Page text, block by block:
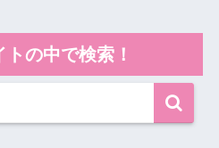
の中で検索！